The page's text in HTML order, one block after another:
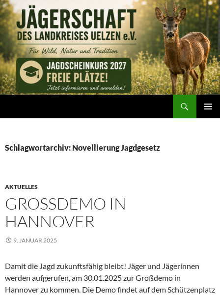
Zum
Inhalt
springen
Schlagwortarchiv: Novellierung Jagdgesetz
AKTUELLES
GROSSDEMO IN H
ANNOVER
9. JANUAR 2025
Damit die Jagd zukunftsfähig bleibt! Jäger und Jägerinnen
werden aufgerufen, am 30.01.2025 zur Großdemo in
Hannover zu kommen. Die Demo findet auf dem Schützenplatz